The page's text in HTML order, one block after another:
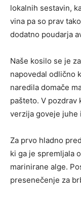
lokalnih sestavin,
vina pa so prav
dodatno poudarja
Naše kosilo se je
napovedal odlično
naredila domače
pašteto. V
verzija goveje juhe
Za prvo hladno
ki ga je spremljala
marinirane alge.
presenečenje za